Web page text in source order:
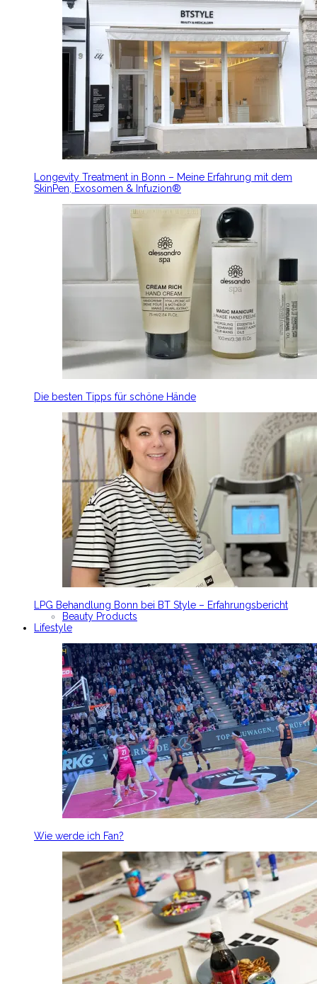
Longevity Treatment in Bonn – Meine Erfahrung mit dem
SkinPen, Exosomen & Infuzion®
Die besten Tipps für schöne Hände
LPG Behandlung Bonn bei BT Style – Erfahrungsbericht
Beauty Products
Lifestyle
Wie werde ich Fan?